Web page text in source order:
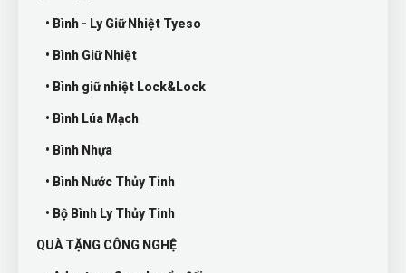
• Bình - Ly Giữ Nhiệt Tyeso
• Bình Giữ Nhiệt
• Bình giữ nhiệt Lock&Lock
• Bình Lúa Mạch
• Bình Nhựa
• Bình Nước Thủy Tinh
• Bộ Bình Ly Thủy Tinh
QUÀ TẶNG CÔNG NGHỆ